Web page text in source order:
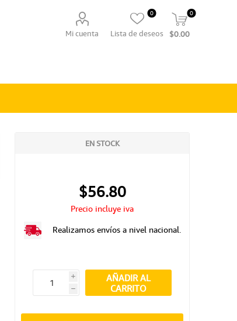
Mi cuenta Lista de deseos
0 0
$0.00
EN STOCK
$56.80
Precio incluye iva
Realizamos envíos a nivel nacional.
i
h
AÑADIR AL
CARRITO